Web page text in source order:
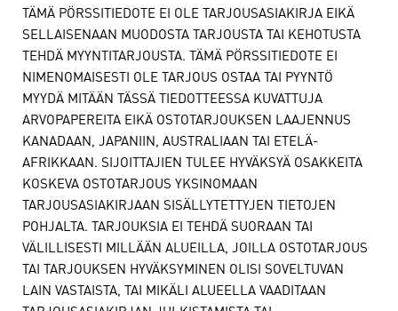
TÄMÄ PÖRSSITIEDOTE EI OLE TARJOUSASIAKIRJA EIKÄ
SELLAISENAAN MUODOSTA TARJOUSTA TAI KEHOTUSTA
TEHDÄ MYYNTITARJOUSTA. TÄMÄ PÖRSSITIEDOTE EI
NIMENOMAISESTI OLE TARJOUS OSTAA TAI PYYNTÖ
MYYDÄ MITÄÄN TÄSSÄ TIEDOTTEESSA KUVATTUJA
ARVOPAPEREITA EIKÄ OSTOTARJOUKSEN LAAJENNUS
KANADAAN, JAPANIIN, AUSTRALIAAN TAI ETELÄ-
AFRIKKAAN. SIJOITTAJIEN TULEE HYVÄKSYÄ OSAKKEITA
KOSKEVA OSTOTARJOUS YKSINOMAAN
TARJOUSASIAKIRJAAN SISÄLLYTETTYJEN TIETOJEN
POHJALTA. TARJOUKSIA EI TEHDÄ SUORAAN TAI
VÄLILLISESTI MILLÄÄN ALUEILLA, JOILLA OSTOTARJOUS
TAI TARJOUKSEN HYVÄKSYMINEN OLISI SOVELTUVAN
LAIN VASTAISTA, TAI MIKÄLI ALUEELLA VAADITAAN